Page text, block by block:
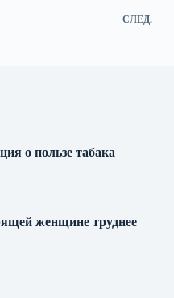
СЛЕД.
о пользе табака
женщине труднее